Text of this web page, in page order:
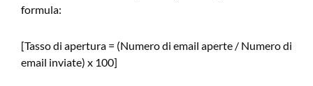
formula:
[Tasso di apertura = (Numero di email aperte / Numero di
email inviate) x 100]